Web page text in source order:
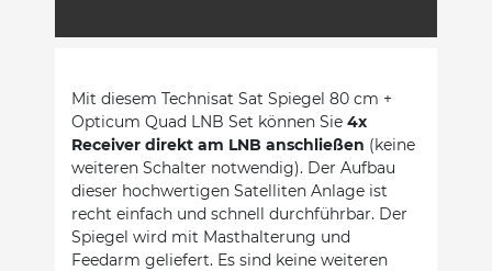
Mit diesem Technisat Sat Spiegel 80 cm +
Opticum Quad LNB Set können Sie 4x
Receiver direkt am LNB anschließen (keine
weiteren Schalter notwendig). Der Aufbau
dieser hochwertigen Satelliten Anlage ist
recht einfach und schnell durchführbar. Der
Spiegel wird mit Masthalterung und
Feedarm geliefert. Es sind keine weiteren